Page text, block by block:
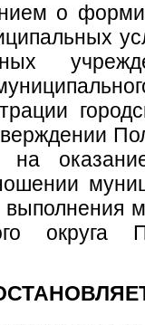
о
на
округа